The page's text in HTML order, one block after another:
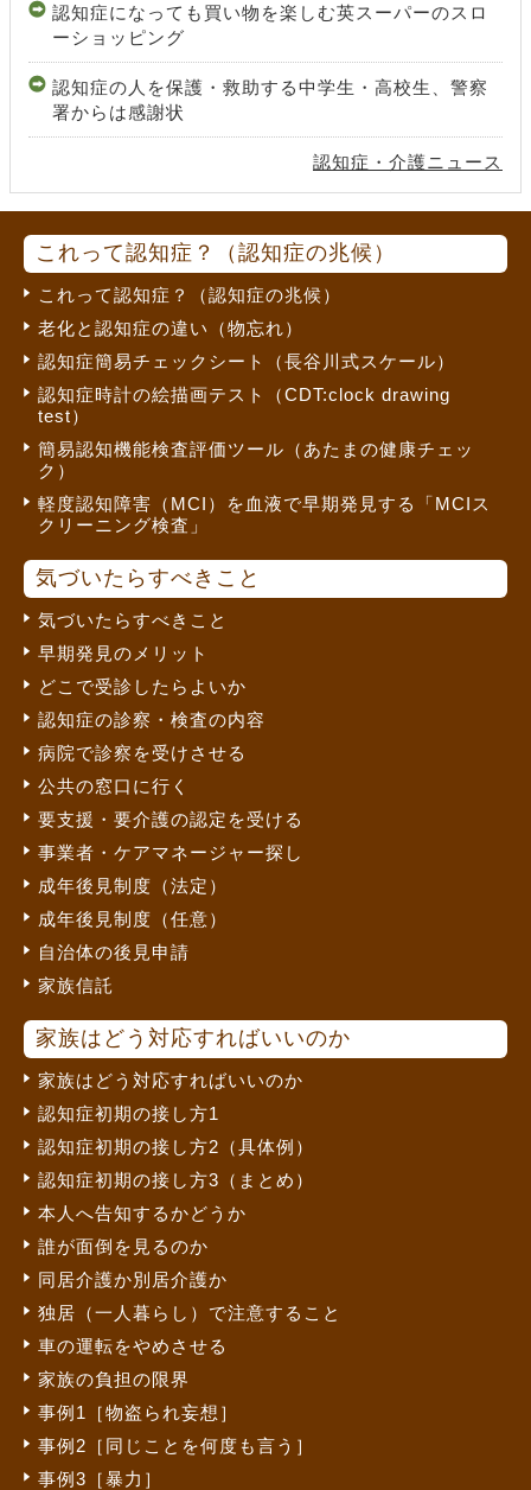
認知症になっても買い物を楽しむ英スーパーのスロ
ーショッピング
認知症の人を保護・救助する中学生・高校生、警察
署からは感謝状
認知症・介護ニュース
これって認知症？（認知症の兆候）
これって認知症？（認知症の兆候）
老化と認知症の違い（物忘れ）
認知症簡易チェックシート（長谷川式スケール）
認知症時計の絵描画テスト（CDT:clock drawing
test）
簡易認知機能検査評価ツール（あたまの健康チェッ
ク）
軽度認知障害（MCI）を血液で早期発見する「MCIス
クリーニング検査」
気づいたらすべきこと
気づいたらすべきこと
早期発見のメリット
どこで受診したらよいか
認知症の診察・検査の内容
病院で診察を受けさせる
公共の窓口に行く
要支援・要介護の認定を受ける
事業者・ケアマネージャー探し
成年後見制度（法定）
成年後見制度（任意）
自治体の後見申請
家族信託
家族はどう対応すればいいのか
家族はどう対応すればいいのか
認知症初期の接し方1
認知症初期の接し方2（具体例）
認知症初期の接し方3（まとめ）
本人へ告知するかどうか
誰が面倒を見るのか
同居介護か別居介護か
独居（一人暮らし）で注意すること
車の運転をやめさせる
家族の負担の限界
事例1［物盗られ妄想］
事例2［同じことを何度も言う］
事例3［暴力］